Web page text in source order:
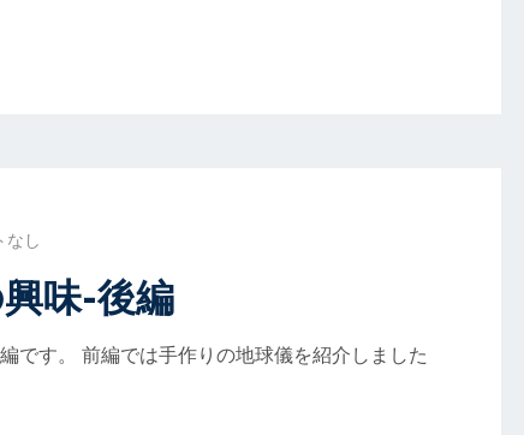
なし
味-後編
です。 前編では手作りの地球儀を紹介しました